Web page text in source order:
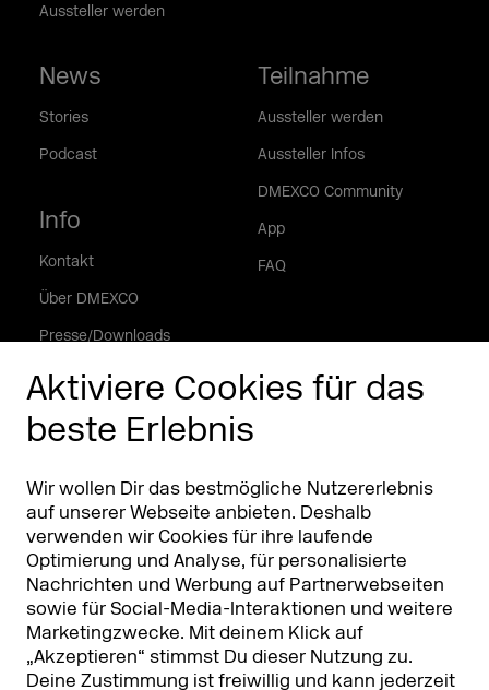
Aktiviere Cookies für das
beste Erlebnis
Wir wollen Dir das bestmögliche Nutzererlebnis
auf unserer Webseite anbieten. Deshalb
verwenden wir Cookies für ihre laufende
Optimierung und Analyse, für personalisierte
Nachrichten und Werbung auf Partnerwebseiten
sowie für Social-Media-Interaktionen und weitere
Marketingzwecke. Mit deinem Klick auf
„Akzeptieren“ stimmst Du dieser Nutzung zu.
Deine Zustimmung ist freiwillig und kann jederzeit
Aussteller werden
News
Stories
Podcast
Info
Kontakt
Über DMEXCO
Presse/Downloads
Phishing Alarm
Teilnahme
Aussteller werden
Aussteller Infos
DMEXCO Community
App
FAQ
Partner
Partner & Sponsoren DMEXCO Asia